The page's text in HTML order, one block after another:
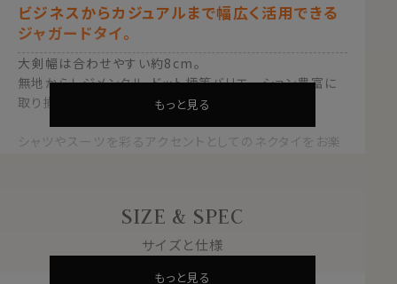
ビジネスからカジュアルまで幅広く活用できる
ジャガードタイ。
大剣幅は合わせやすい約8cm。
無地からレジメンタル、ドット柄等バリエーション豊富に
取り揃えております。
シャツやスーツを彩るアクセントとしてのネクタイをお楽
気分に合わせてネクタイを変えてシャツライフをお楽しみ
ください。
シルク100％
もっと見る
SIZE & SPEC
サイズと仕様
もっと見る